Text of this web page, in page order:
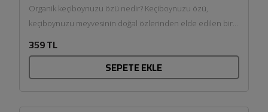
Organik keçiboynuzu özü nedir? Keçiboynuzu özü,
keçiboynuzu meyvesinin doğal özlerinden elde edilen bir
359 TL
SEPETE EKLE